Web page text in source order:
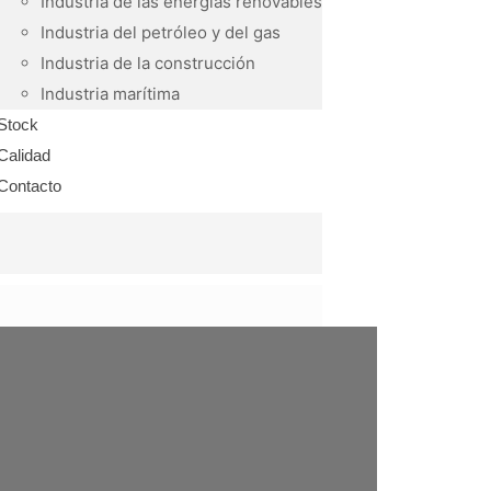
Industria del petróleo y del gas
Industria de la construcción
Industria marítima